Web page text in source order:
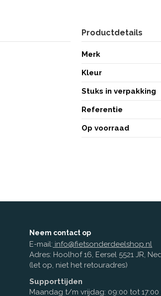
Productdetails
Merk
Kleur
Stuks in verpakking
Referentie
Op voorraad
Neem contact op
E-mail: info@fietsonderdeelshop.nl
Adres: Hoolhof 16, Eersel 5521 JR,
(let op, niet het retouradres)
Supporttijden
Maandag t/m vrijdag: 09:00 tot 17:00